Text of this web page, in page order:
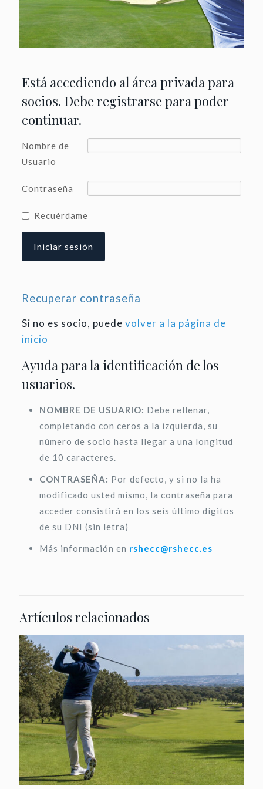
Está accediendo al área privada para
socios. Debe registrarse para poder
continuar.
Nombre de
Usuario
Contraseña
Recuérdame
Recuperar contraseña
Si no es socio, puede volver a la página de
inicio
Ayuda para la identificación de los
usuarios.
NOMBRE DE USUARIO: Debe rellenar,
completando con ceros a la izquierda, su
número de socio hasta llegar a una longitud
de 10 caracteres.
CONTRASEÑA: Por defecto, y si no la ha
modificado usted mismo, la contraseña para
acceder consistirá en los seis último dígitos
de su DNI (sin letra)
Más información en rshecc@rshecc.es
Artículos relacionados